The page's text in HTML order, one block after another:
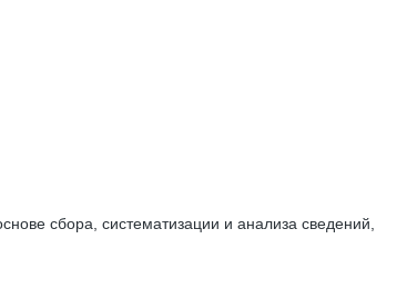
сбора, систематизации и анализа сведений,